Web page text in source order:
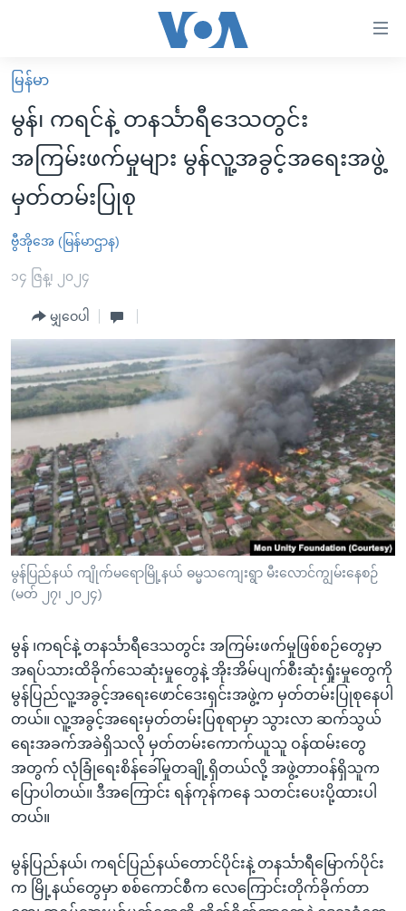
လွယ်ကူ
စေ
သည့်
Link
များ
ပင်မ
အကြောင်းအရာ
ကျော်
ကြည့်
ရန်
ပင်မ
အ
စာမျက်နှာ
သို့
ကျော်
ကြည့်
ရန်
ရှာဖွေ
သို့
ကျော်
ရန်
မူလစာမျက်နှာ
မြန်မာ
ကမ္ဘာ့သတင်းများ
နိုင်ငံတကာ
အစ္စရေး-ပါလက်စတိုင်း
ဗွီဒီယို
အင်္ဂလိပ်စာလေ့လာမယ်
အမေရိကန်သုံးအီဒီယံ
မကြေးမုံရဲ့ အင်္ဂလိပ်စာ
ရုပ်ရှင်ထဲက အင်္ဂလိပ်စာ
သုတပဒေသာ အင်္ဂလိပ်စာ
အပတ်စဉ်ကဏ္ဍများ
ရေဒီယို
တီဗွီ
ရေဒီယိုနှင့်ရုပ်သံ အချက်အလက်များ
ရေဒီယို/တီဗွီအစီအစဉ်
Learning English
ဗွီအိုအေ လူမှုကွန်ယက်များ
ဘာသာစကားများ
မြန်မာ
မွန်၊ ကရင်နဲ့ တနင်္သာရီဒေသတွင်း
အကြမ်းဖက်မှုများ မွန်လူ့အခွင့်အရေးအဖွဲ့
မှတ်တမ်းပြုစု
ဗွီအိုအေ (မြန်မာဌာန)
၁၄ ဇြန္၊ ၂၀၂၄
မျှဝေပါ
မွန်ပြည်နယ် ကျိုက်မရောမြို့နယ် ဓမ္မသကျေးရွာ မီးလောင်ကျွမ်းနေစဉ်
(မတ် ၂၇၊ ၂၀၂၄)
မွန် ၊ကရင်နဲ့ တနင်္သာရီဒေသတွင်း အကြမ်းဖက်မှုဖြစ်စဉ်တွေမှာ
အရပ်သားထိခိုက်သေဆုံးမှုတွေနဲ့ အိုးအိမ်ပျက်စီးဆုံးရှုံးမှုတွေကို
မွန်ပြည်လူ့အခွင့်အရေးဖောင်ဒေးရှင်းအဖွဲ့က မှတ်တမ်းပြုစုနေပါ
တယ်။ လူ့အခွင့်အရေးမှတ်တမ်းပြစုရာမှာ သွားလာ ဆက်သွယ်
ရေးအခက်အခဲရှိသလို မှတ်တမ်းကောက်ယူသူ ဝန်ထမ်းတွေ
အတွက် လုံခြုံရေးစိန်ခေါ်မှုတချို့ရှိတယ်လို့ အဖွဲ့တာဝန်ရှိသူက
ပြောပါတယ်။ ဒီအကြောင်း ရန်ကုန်ကနေ သတင်းပေးပို့ထားပါ
တယ်။
မွန်ပြည်နယ်၊ ကရင်ပြည်နယ်တောင်ပိုင်းနဲ့ တနင်္သာရီမြောက်ပိုင်း
က မြို့နယ်တွေမှာ စစ်ကောင်စီက လေကြောင်းတိုက်ခိုက်တာ